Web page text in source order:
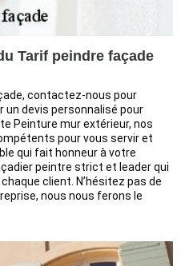
Tarif peindre façade
contactez-nous pour
un devis personnalisé pour
Peinture mur extérieur, nos
pour vous servir et
qui fait honneur à votre
peintre strict et leader qui
client. N’hésitez pas de
nous nous ferons le